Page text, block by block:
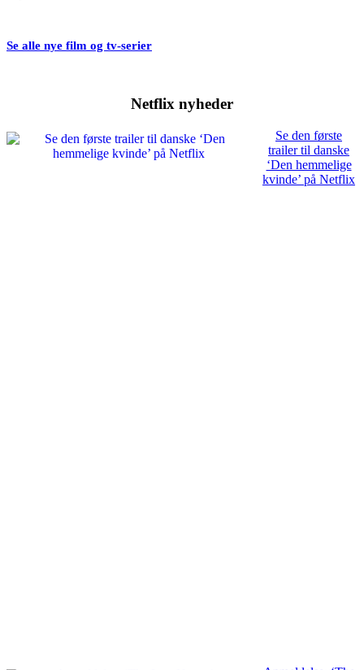
Se alle nye film og tv-serier
Netflix nyheder
Se den første
trailer til danske
‘Den hemmelige
kvinde’ på Netflix